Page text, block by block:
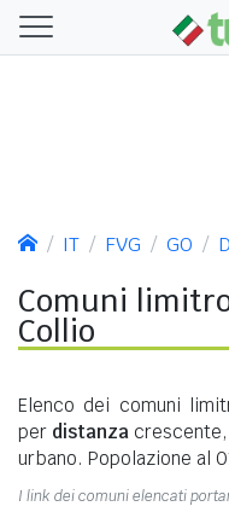
IT FVG GO
Comuni
Collio
Elenco dei comuni
per distanza
urbano. Popolazione al
I link dei comuni elencati